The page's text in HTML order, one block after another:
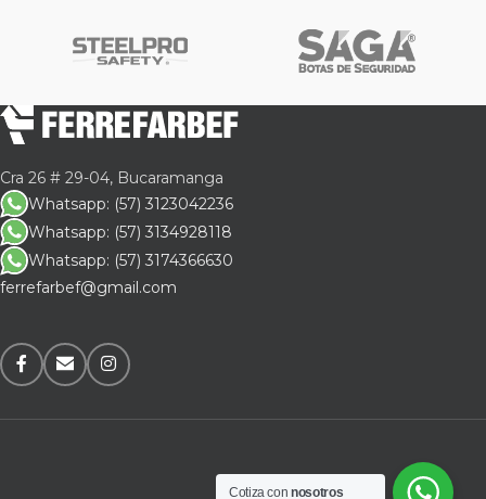
Cra 26 # 29-04, Bucaramanga
Whatsapp: (57) 3123042236
Whatsapp: (57) 3134928118
Whatsapp: (57) 3174366630
ferrefarbef@gmail.com
Cotiza connosotros